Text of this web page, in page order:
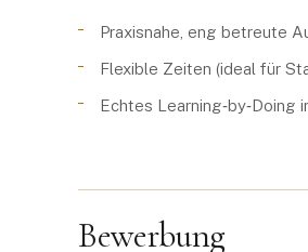
Praxisnahe, eng betreute
Flexible Zeiten (ideal für
Echtes Learning‑by‑Doing
Bewerbung